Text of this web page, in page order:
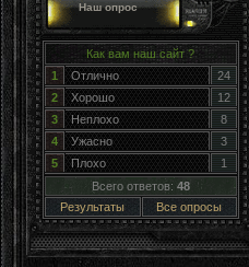
Наш опрос
Как вам наш сайт ?
1
Отлично
24
2
Хорошо
12
3
Неплохо
8
4
Ужасно
3
5
Плохо
1
Всего ответов: 48
Результаты
Все опросы